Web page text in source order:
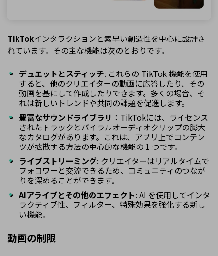
TikTokインタラクションと素早い創造性を中心に設計さ
れています。その主な機能は次のとおりです。
デュエットとスティッチ: これらの TikTok 機能を使用
すると、他のクリエイターの動画に応答したり、その
動画を基にして作成したりできます。多くの場合、そ
れは新しいトレンドや共同の課題を促進します。
豊富なサウンドライブラリ ：TikTokには、ライセンス
されたトラックとバイラルオーディオクリップの膨大
なカタログがあります。これは、アプリ上でコンテン
ツが拡散する方法の中心的な機能の 1 つです。
ライブストリーミング: クリエイターはリアルタイムで
フォロワーと交流できるため、コミュニティのつなが
りを深めることができます。
AIアライブとその他のエフェクト: AI を使用してインタ
ラクティブ性、フィルター、特殊効果を強化する新し
い機能。
動画の制限